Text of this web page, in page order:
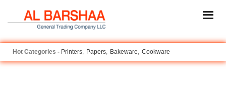
Printers Papers Bakeware Cookware